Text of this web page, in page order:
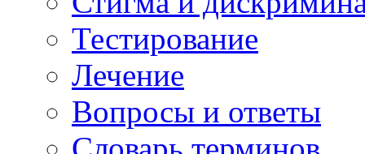
Тестирование
Лечение
Вопросы и ответы